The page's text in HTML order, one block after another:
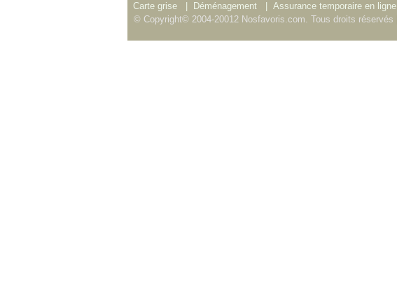
Carte grise Déménagement Assurance temporaire en ligne
© Copyright© 2004-20012 Nosfavoris.com. Tous droits réservés |